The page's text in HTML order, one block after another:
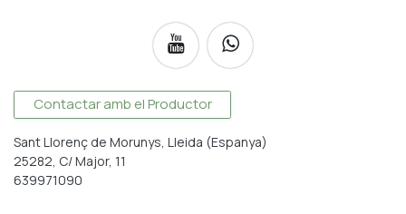
Contactar amb el Productor
Sant Llorenç de Morunys, Lleida (Espanya)
25282, C/ Major, 11
639971090